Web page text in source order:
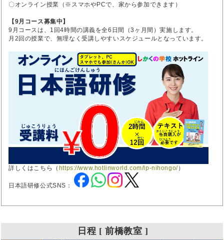
〇オンライン授業（※スマホやPCで、家から参加できます）
【9月コース募集中】
9月コースは、1回4時間の講義を全6日間（3ヶ月間）実施します。
月2回の授業で、無理なく受講しやすいスケジュールとなっています。
詳しくはこちら（ https://www.hotlinworld.com/lp-nihongo/）
日本語研修公式SNS：
日程 [ 前橋教室 ]